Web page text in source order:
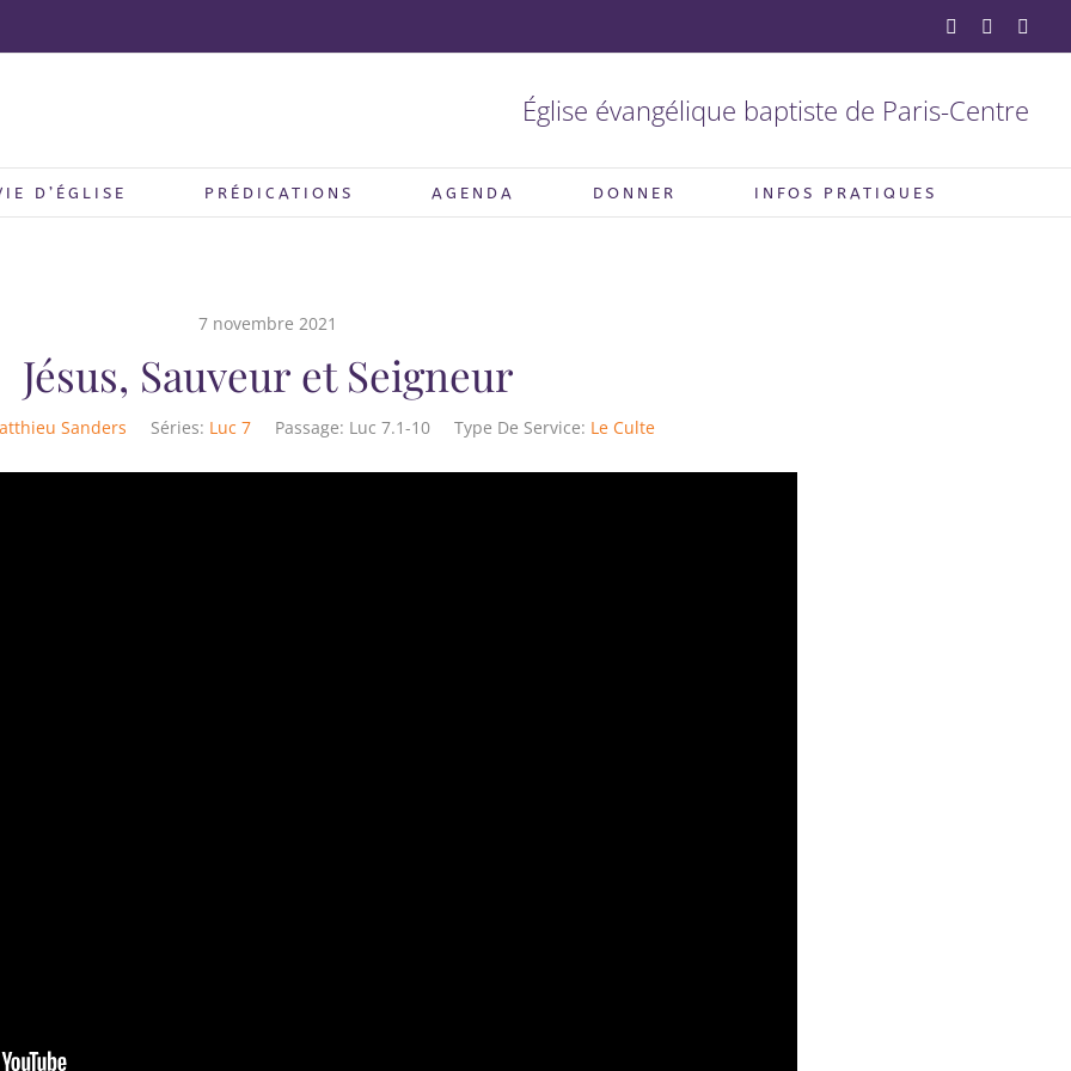
YouTubeFacebook
Église évangélique baptiste de Paris-Centre
D’ÉGLISE PRÉDICATIONS AGENDA DONNER INFOS PRATIQUES
7 novembre 2021
Jésus, Sauveur et Seigneur
Sanders Séries: Luc 7 Passage: Luc 7.1-10 Type De Service: Le Culte